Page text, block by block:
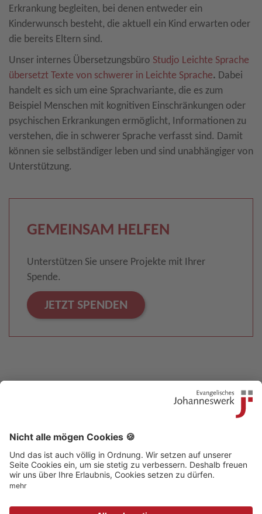
Erkrankung begleiten, bei denen entweder ein
Kinderwunsch besteht, die aktuell ein Kind erwarten oder
die bereits Eltern sind.
Unser internes Übersetzungsbüro Studjo Leichte Sprache
übersetzt Texte von schwerer in Leichte Sprache. Dabei
handelt es sich um eine Sprachvariante, die es zum
Beispiel Menschen mit kognitiven Einschränkungen oder
psychischen Erkrankungen ermöglicht, Informationen zu
verstehen, die in schwerer Sprache verfasst sind. Damit
können sie selbständiger leben und sind unabhängiger von
Unterstützung.
GEMEINSAM HELFEN
Unterstützen Sie unsere Projekte mit Ihrer
Spende.
JETZT SPENDEN